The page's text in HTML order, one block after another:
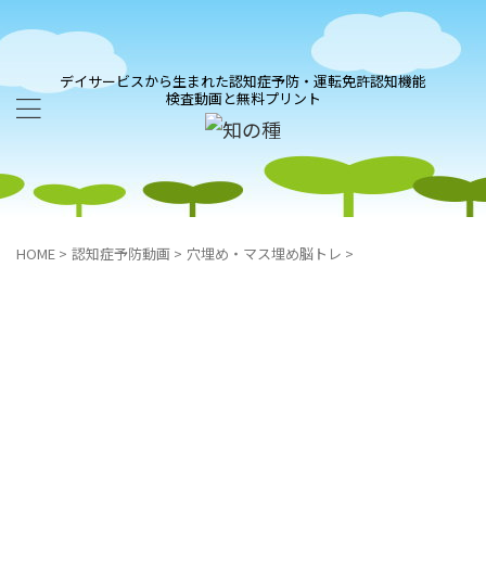
デイサービスから生まれた認知症予防・運転免許認知機能
検査動画と無料プリント
HOME > 認知症予防動画 > 穴埋め・マス埋め脳トレ >